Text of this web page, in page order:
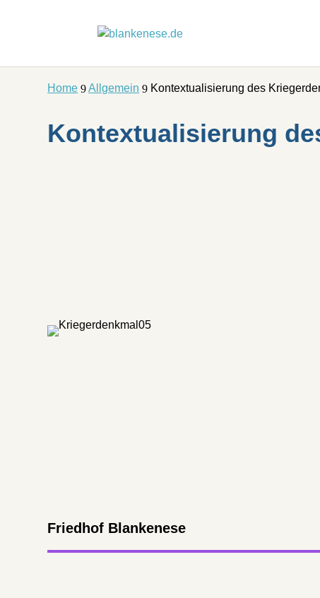
Home 9Allgemein 9 Kontextualisierung des
Kontextualisierung
Friedhof Blankenese